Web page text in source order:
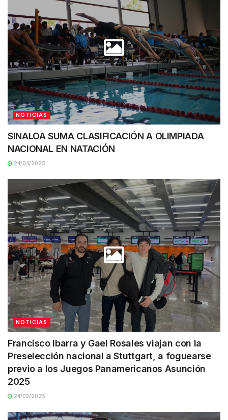
NOTICIAS
SINALOA SUMA CLASIFICACIÓN A OLIMPIADA
NACIONAL EN NATACIÓN
24/04/2025
NOTICIAS
Francisco Ibarra y Gael Rosales viajan con la
Preselección nacional a Stuttgart, a foguearse
previo a los Juegos Panamericanos Asunción
2025
24/03/2025